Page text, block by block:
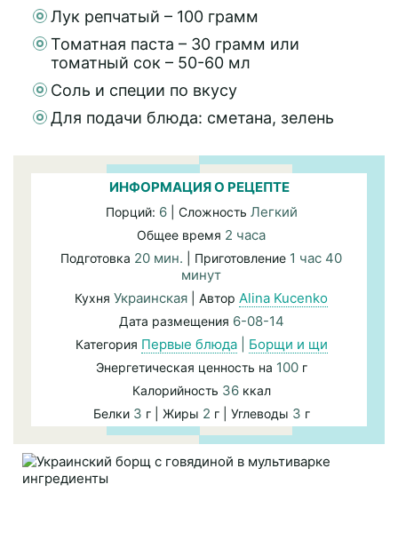
Лук репчатый – 100 грамм
Томатная паста – 30 грамм или
томатный сок – 50-60 мл
Соль и специи по вкусу
Для подачи блюда: сметана, зелень
ИНФОРМАЦИЯ О РЕЦЕПТЕ
Порций: 6| Сложность Легкий
Общее время 2 часа
Подготовка 20 мин. | Приготовление 1 час 40
минут
Кухня Украинская | Автор Alina Kucenko
Дата размещения 6-08-14
Категория Первые блюда| Борщи и щи
Энергетическая ценность на 100г
Калорийность 36ккал
Белки 3 г | Жиры 2 г | Углеводы 3 г